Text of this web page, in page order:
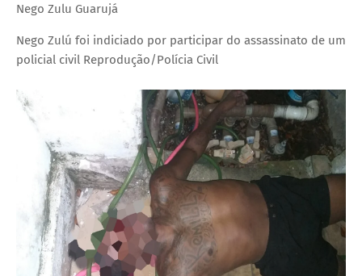
Nego Zulu Guarujá
Nego Zulú foi indiciado por participar do assassinato de um
policial civil Reprodução/Polícia Civil